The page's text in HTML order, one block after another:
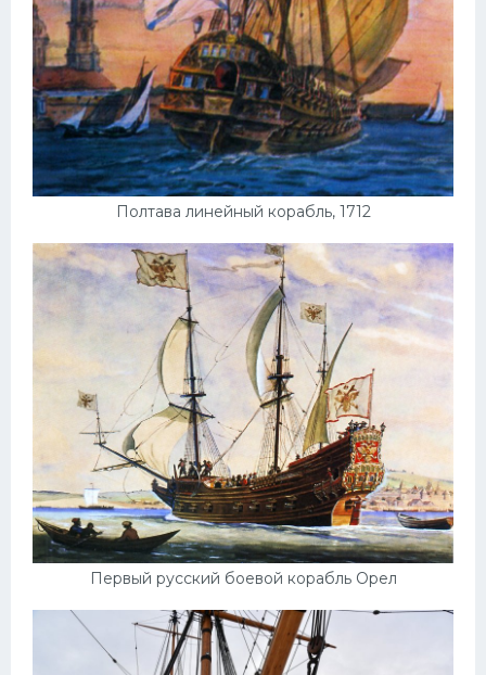
Полтава линейный корабль, 1712
Первый русский боевой корабль Орел